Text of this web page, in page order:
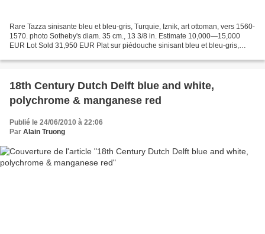
Rare Tazza sinisante bleu et bleu-gris, Turquie, Iznik, art ottoman, vers 1560-
1570. photo Sotheby's diam. 35 cm., 13 3/8 in. Estimate 10,000—15,000
EUR Lot Sold 31,950 EUR Plat sur piédouche sinisant bleu et bleu-gris,
18th Century Dutch Delft blue and white,
polychrome & manganese red
Publié le 24/06/2010 à 22:06
Par Alain Truong